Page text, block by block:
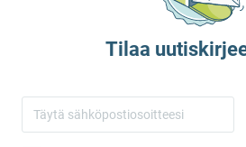
Tilaa